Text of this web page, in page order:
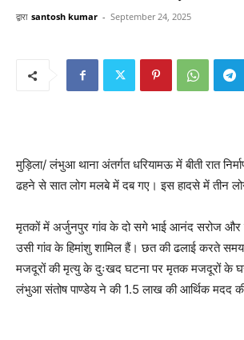
द्वारा santosh kumar - September 24, 2025
मुड़िला/ लंभुआ थाना अंतर्गत धरियामऊ में बीती रात
ढहने से सात लोग मलबे में दब गए। इस हादसे में तीन
मृतकों में अर्जुनपुर गांव के दो सगे भाई आनंद सरोज
उसी गांव के हिमांशु शामिल हैं। छत की ढलाई करते
मजदूरों की मृत्यु के दुःखद घटना पर मृतक मजदूरों के
लंभुआ संतोष पाण्डेय ने की 1.5 लाख की आर्थिक मदद